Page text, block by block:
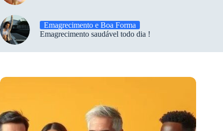
Emagrecimento e Boa Forma
Emagrecimento saudável todo dia !